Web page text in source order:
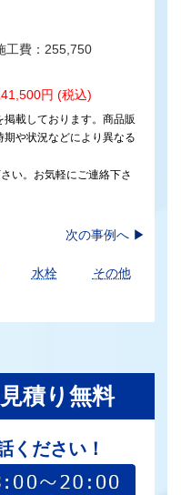
工費：255,750
円 (税込)
掲載しております。商品販
や状況などにより異なる
い。お気軽にご連絡下さ
次の事例へ ▶
水栓 その他
積り無料
ください！